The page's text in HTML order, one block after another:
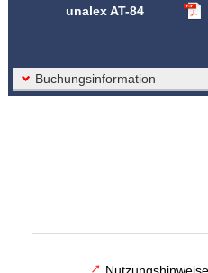
unalex AT-84
Buchungsinformation
Nutzungshinweise